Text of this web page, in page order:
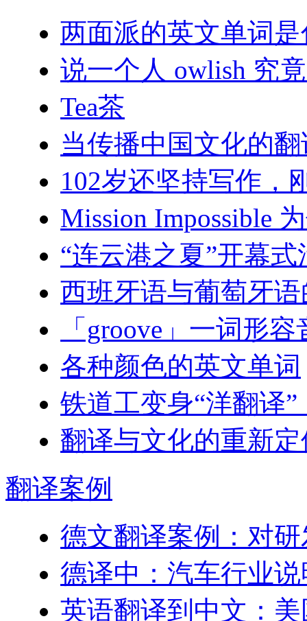
两面派的英文单词
说一个人 owlish 究
Tea茶
当传播中国文化的
102岁还坚持写作，
Mission Impossible
“连云港之夏”开幕
西班牙语与葡萄牙
「groove」一词形
各种颜色的英文单词
铁道工变身“洋翻译
翻译与文化的重新定
翻译案例
德文翻译案例：对
德译中：汽车行业
英语翻译到中文：